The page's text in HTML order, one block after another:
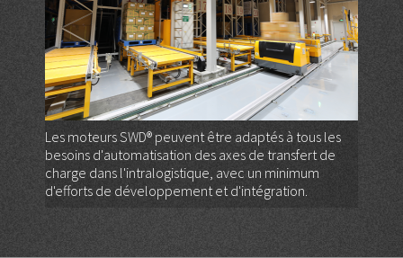
Les moteurs SWD® peuvent être adaptés à tous les
besoins d'automatisation des axes de transfert de
charge dans l'intralogistique, avec un minimum
d'efforts de développement et d'intégration.